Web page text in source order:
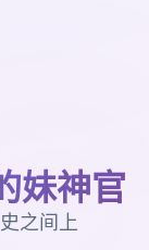
妹神官
之间上